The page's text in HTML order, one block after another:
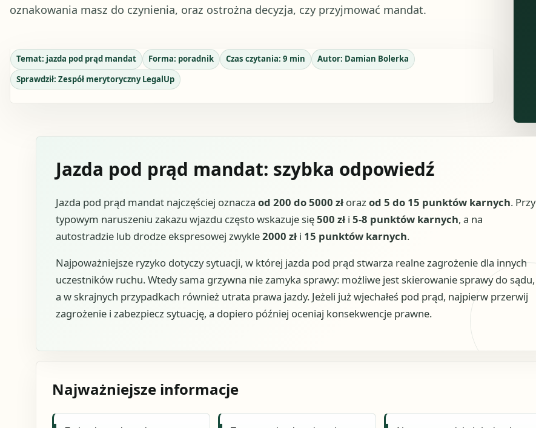
oznakowania masz do czynienia, oraz ostrożna decyzja, czy przyjmować mandat.
Temat: jazda pod prąd mandat Forma: poradnik Czas czytania: 9 min Autor: Damian Bolerka
Sprawdził: Zespół merytoryczny LegalUp
Jazda pod prąd mandat: szybka odpowiedź
Jazda pod prąd mandat najczęściej oznacza od 200 do 5000 złorazod 5 do 15 punktów karnych. Przy
typowym naruszeniu zakazu wjazdu często wskazuje się500 złi 5-8 punktów karnych, a na
autostradzie lub drodze ekspresowej zwykle2000 złi 15 punktów karnych.
Najpoważniejsze ryzyko dotyczy sytuacji, w której jazda pod prąd stwarza realne zagrożenie dla innych
uczestników ruchu. Wtedy sama grzywna nie zamyka sprawy: możliwe jest skierowanie sprawy do sądu,
a w skrajnych przypadkach również utrata prawa jazdy. Jeżeli już wjechałeś pod prąd, najpierw przerwij
zagrożenie i zabezpiecz sytuację, a dopiero później oceniaj konsekwencje prawne.
Najważniejsze informacje